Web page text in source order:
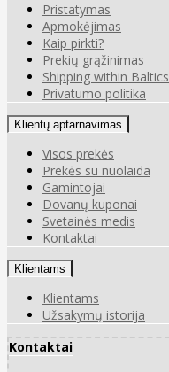
Pristatymas
Apmokėjimas
Kaip pirkti?
Prekių grąžinimas
Shipping within Baltics
Privatumo politika
Klientų aptarnavimas
Visos prekės
Prekės su nuolaida
Gamintojai
Dovanų kuponai
Svetainės medis
Kontaktai
Klientams
Klientams
Užsakymų istorija
Kontaktai